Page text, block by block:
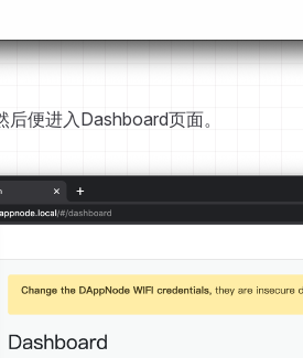
便进入Dashboard页面。